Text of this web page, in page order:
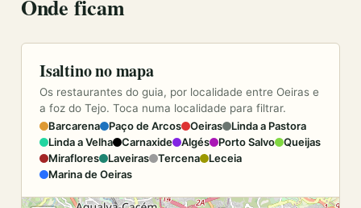
Onde ficam
Isaltino no mapa
Os restaurantes do guia, por localidade entre Oeiras e
a foz do Tejo. Toca numa localidade para filtrar.
Barcarena
Paço de Arcos Oeiras
Linda a Pastora
Linda a Velha
Carnaxide Algés Porto Salvo
Queijas
Miraflores
Laveiras Tercena
Leceia
Marina de Oeiras